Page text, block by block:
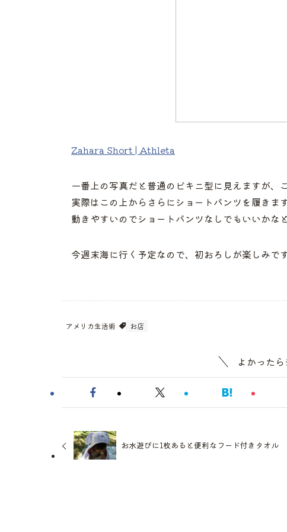
Zahara Short | Athleta
一番上の写真だと普通のビキニ型に見えますが、
実際はこの上からさらにショートパンツを履きま
動きやすいのでショートパンツなしでもいいかな
今週末海に行く予定なので、初おろしが楽しみで
アメリカ生活術 お店
よかった
お水遊びに1枚あると便利なフード付きタオル